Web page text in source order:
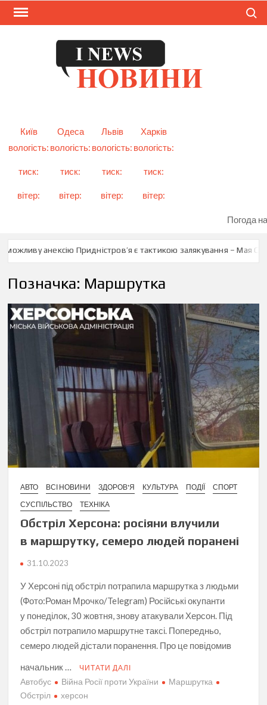
Skip
Київ
Одеса Львів
Харків
вологість:
тиск:
вітер:
вологість:
тиск:
вітер:
вологість:
тиск:
вітер:
вологість:
тиск:
вітер:
Погода
анексію Придністров’я є тактикою залякування – Мая
Позначка: Маршрутка
АВТО ВСІ НОВИНИ ЗДОРОВ'Я КУЛЬТУРА ПОДІЇ
СПОРТ
СУСПІЛЬСТВО
ТЕХНІКА
Обстріл Херсона: росіяни влучили
в маршрутку, семеро людей поранені
31.10.2023
У Херсоні під обстріл потрапила маршрутка з людьми
(Фото:Роман Мрочко/Telegram) Російські окупанти
у понеділок, 30 жовтня, знову атакували Херсон. Під
обстріл потрапило маршрутне таксі. Попередньо,
семеро людей дістали поранення. Про це повідомив
начальник …
ЧИТАТИ ДАЛІ
Автобус Війна Росії проти України
Маршрутка
Обстріл
херсон